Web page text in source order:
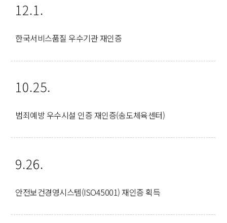
12.1.
한국서비스품질 우수기관 재인증
10.25.
범죄예방 우수시설 인증 재인증(송도체육센터)
9.26.
안전보건경영시스템(ISO45001) 재인증 획득